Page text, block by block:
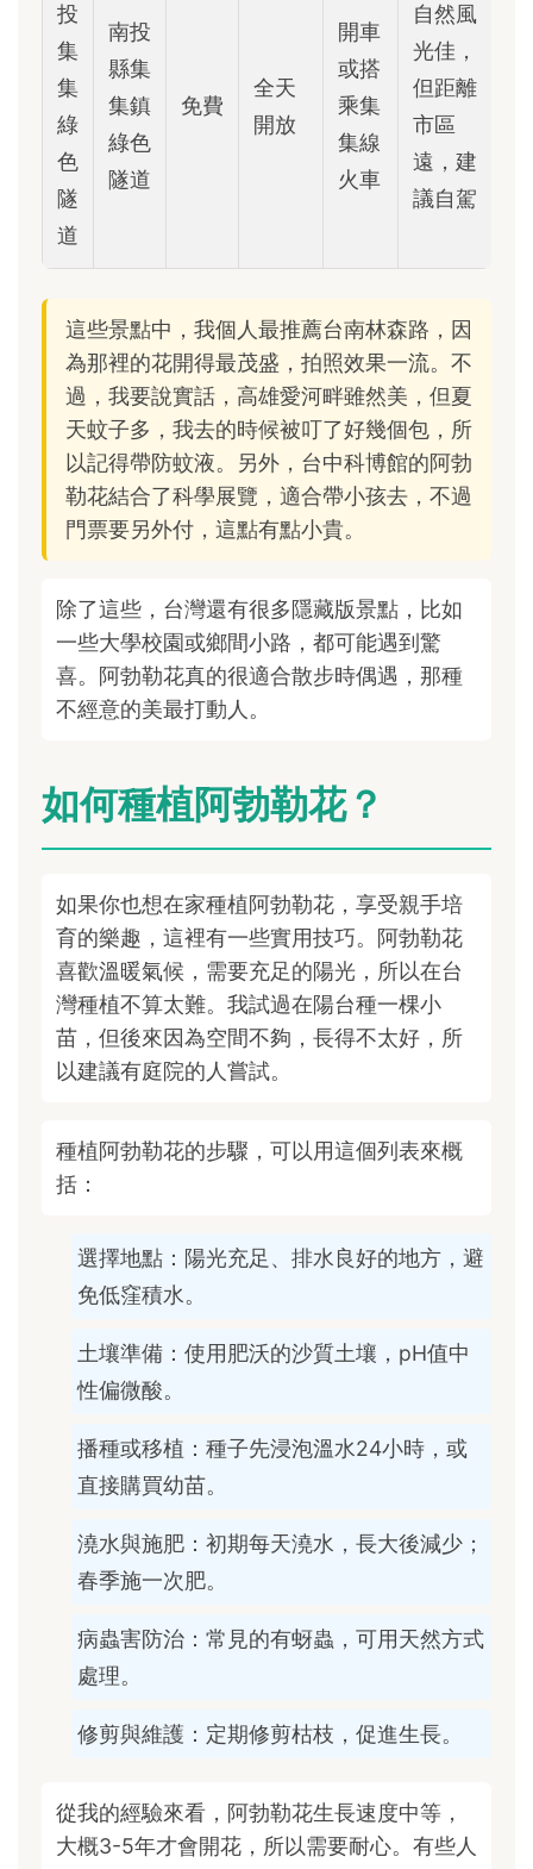
投
集
集
綠
色
隧
道
南投
縣集
集鎮
綠色
隧道
免費
全天
開放
開車
或搭
乘集
集線
火車
自然風
光佳，
但距離
市區
遠，建
議自駕
這些景點中，我個人最推薦台南林森路，因
為那裡的花開得最茂盛，拍照效果一流。不
過，我要說實話，高雄愛河畔雖然美，但夏
天蚊子多，我去的時候被叮了好幾個包，所
以記得帶防蚊液。另外，台中科博館的阿勃
勒花結合了科學展覽，適合帶小孩去，不過
門票要另外付，這點有點小貴。
除了這些，台灣還有很多隱藏版景點，比如
一些大學校園或鄉間小路，都可能遇到驚
喜。阿勃勒花真的很適合散步時偶遇，那種
不經意的美最打動人。
如何種植阿勃勒花？
如果你也想在家種植阿勃勒花，享受親手培
育的樂趣，這裡有一些實用技巧。阿勃勒花
喜歡溫暖氣候，需要充足的陽光，所以在台
灣種植不算太難。我試過在陽台種一棵小
苗，但後來因為空間不夠，長得不太好，所
以建議有庭院的人嘗試。
種植阿勃勒花的步驟，可以用這個列表來概
括：
選擇地點：陽光充足、排水良好的地方，避
免低窪積水。
土壤準備：使用肥沃的沙質土壤，pH值中
性偏微酸。
播種或移植：種子先浸泡溫水24小時，或
直接購買幼苗。
澆水與施肥：初期每天澆水，長大後減少；
春季施一次肥。
病蟲害防治：常見的有蚜蟲，可用天然方式
處理。
修剪與維護：定期修剪枯枝，促進生長。
從我的經驗來看，阿勃勒花生長速度中等，
大概3-5年才會開花，所以需要耐心。有些人